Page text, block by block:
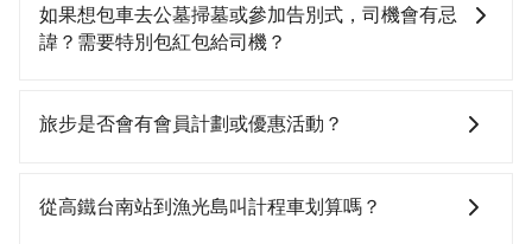
如果想包車去公墓掃墓或參加告別式，司機會有忌
諱？需要特別包紅包給司機？
都會提供接送服務。不過，如果您有其他特殊要求，例
續爭議。此外，是否需要給司機紅包或小費，則可以由
旅步是否會有會員計劃或優惠活動？
最新資訊。
從高鐵台南站到漁光島叫計程車划算嗎？